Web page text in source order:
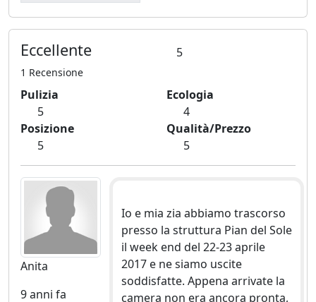
Eccellente 5
1 Recensione
Pulizia
5
Ecologia
4
Posizione
5
Qualità/Prezzo
5
Anita
9 anni fa
Io e mia zia abbiamo trascorso
presso la struttura Pian del Sole
il week end del 22-23 aprile
2017 e ne siamo uscite
soddisfatte. Appena arrivate la
camera non era ancora pronta,